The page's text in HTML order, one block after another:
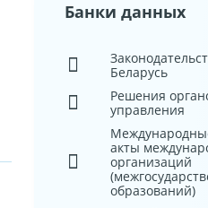
Банки данных
Беларусь
Решения
управления
акты
организаций
образований)